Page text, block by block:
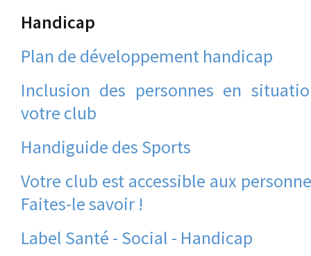
Handicap
Plan de développement handicap
Inclusion des personnes en
votre club
Handiguide des Sports
Votre club est accessible aux
Faites-le savoir !
Label Santé - Social - Handicap